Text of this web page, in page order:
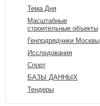
Тема Дня
Масштабные
строительные объекты
Генподрядчики Москвы
Исследования
Спорт
БАЗЫ ДАННЫХ
Тендеры